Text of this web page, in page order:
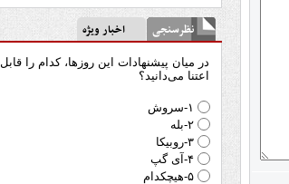
نظرسنجی اخبار ویژه
در میان پیشنهادات این روزها، کدام را قابل
اعتنا می‌دانید؟
۱-سروش
۲-بله
۳-روبیکا
۴-آی گپ
۵-هیچکدام